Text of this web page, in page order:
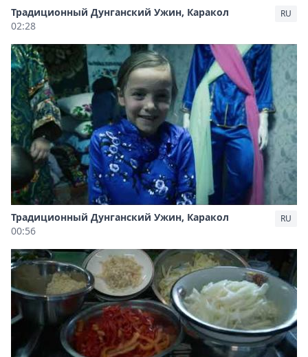
Традиционный Дунганский Ужин, Каракол
02:28
RU
Традиционный Дунганский Ужин, Каракол
00:56
RU